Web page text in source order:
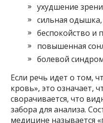
ухудшение
сильная одышка,
беспокойство и
повышенная
болевой
Если речь идет о том,
кровь», это означает,
сворачивается, что
забора для анализа.
медицине называется